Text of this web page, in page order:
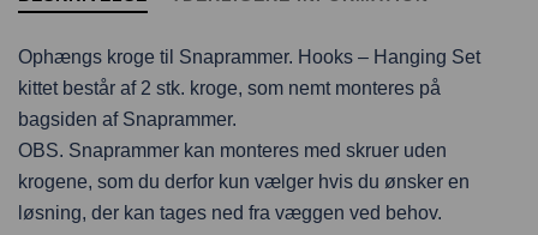
Ophængs kroge til Snaprammer. Hooks – Hanging Set
kittet består af 2 stk. kroge, som nemt monteres på
bagsiden af Snaprammer.
OBS. Snaprammer kan monteres med skruer uden
krogene, som du derfor kun vælger hvis du ønsker en
løsning, der kan tages ned fra væggen ved behov.